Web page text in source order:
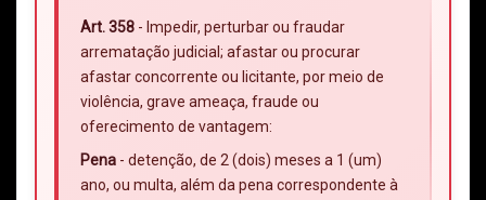
Art. 358 - Impedir, perturbar ou fraudar
arrematação judicial; afastar ou procurar
afastar concorrente ou licitante, por meio de
violência, grave ameaça, fraude ou
oferecimento de vantagem:
Pena - detenção, de 2 (dois) meses a 1 (um)
ano, ou multa, além da pena correspondente à